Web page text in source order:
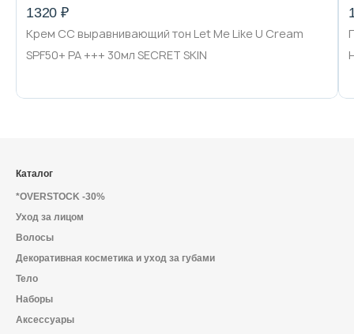
1320 ₽
Крем CC выравнивающий тон Let Me Like U Cream
SPF50+ PA +++ 30мл SECRET SKIN
Каталог
*OVERSTOCK -30%
Уход за лицом
Волосы
Декоративная косметика и уход за губами
Тело
Наборы
Аксессуары